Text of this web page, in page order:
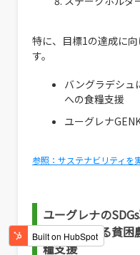
特に、目標1の達成に
す。
バングラデシュ
への食糧支援
ユーグレナ
参照：サステナビリティを
ユーグレナの
シュにおける貧困
糧支援